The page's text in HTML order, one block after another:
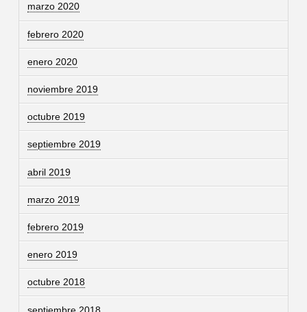
marzo 2020
febrero 2020
enero 2020
noviembre 2019
octubre 2019
septiembre 2019
abril 2019
marzo 2019
febrero 2019
enero 2019
octubre 2018
septiembre 2018